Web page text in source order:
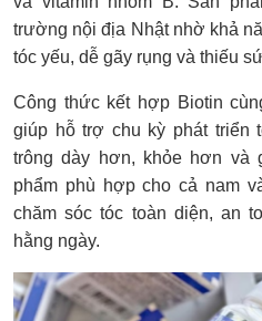
trường nội địa Nhật nhờ khả
tóc yếu, dễ gãy rụng và thiếu
Công thức kết hợp Biotin
giúp hỗ trợ chu kỳ phát triển
trông dày hơn, khỏe hơn và
phẩm phù hợp cho cả nam
chăm sóc tóc toàn diện, an
hằng ngày.